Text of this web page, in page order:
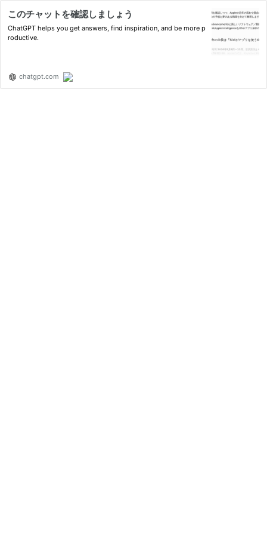
このチャットを確認しましょう
ChatGPT helps you get answers, find inspiration, and be more p
roductive.
chatgpt.com